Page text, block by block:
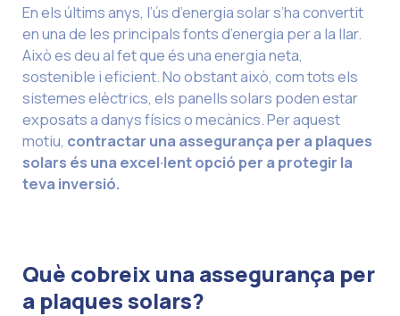
En els últims anys, l’ús d’energia solar s’ha convertit
en una de les principals fonts d’energia per a la llar.
Això es deu al fet que és una energia neta,
sostenible i eficient. No obstant això, com tots els
sistemes elèctrics, els panells solars poden estar
exposats a danys físics o mecànics. Per aquest
motiu, contractar una assegurança per a plaques
solars és una excel·lent opció per a protegir la
teva inversió.
Què cobreix una assegurança per
a plaques solars?